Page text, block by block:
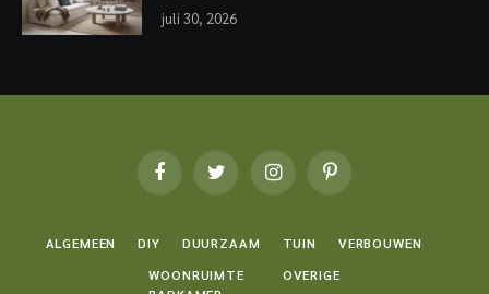
juli 30, 2026
FacebookTwitter InstagramPinterest
ALGEMEEN DIY DUURZAAM TUIN
VERBOUWEN
WOONRUIMTE
OVERIGE